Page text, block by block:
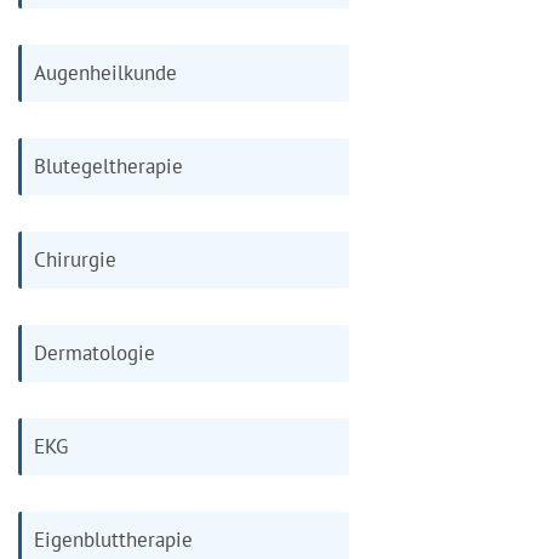
Augenheilkunde
Blutegeltherapie
Chirurgie
Dermatologie
EKG
Eigenbluttherapie